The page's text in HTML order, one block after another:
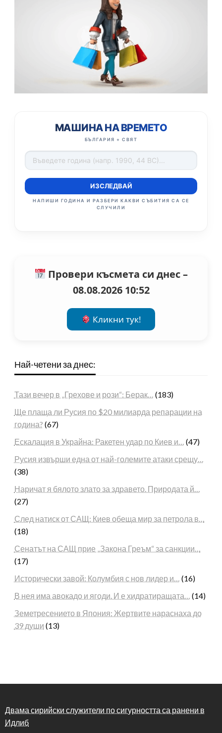
МАШИНА НА ВРЕМЕТО
БЪЛГАРИЯ + СВЯТ
ИЗСЛЕДВАЙ
НАПИШИ ГОДИНА И РАЗБЕРИ КАКВИ СЪБИТИЯ СА СЕ
СЛУЧИЛИ
Провери късмета си днес –
08.08.2026 10:52
Кликни тук!
Най-четени за днес:
Тази вечер в „Грехове и рози“: Берак… (183)
Ще плаща ли Русия по $20 милиарда репарации на
година? (67)
Ескалация в Украйна: Ракетен удар по Киев и… (47)
Русия извърши една от най-големите атаки срещу…
(38)
Наричат я бялото злато за здравето. Природата й…
(27)
След натиск от САЩ: Киев обеща мир за петрола в…
(18)
Сенатът на САЩ прие „Закона Греъм“ за санкции…
(17)
Исторически завой: Колумбия с нов лидер и… (16)
В нея има авокадо и ягоди. И е хидратиращата… (14)
Земетресението в Япония: Жертвите нараснаха до
39 души (13)
Двама сирийски служители по сигурността са ранени в
Идлиб